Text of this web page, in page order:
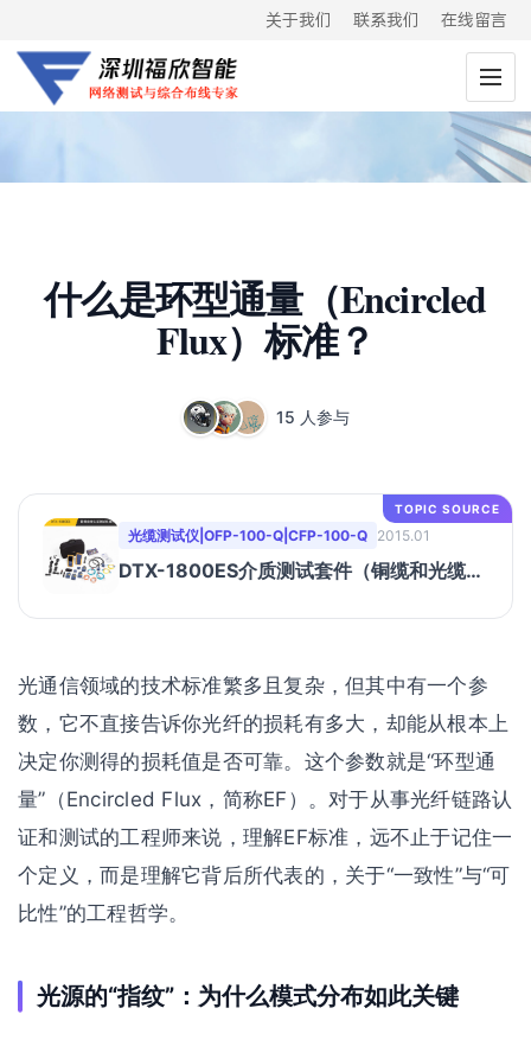
关于我们 联系我们 在线留言
什么是环型通量（Encircled
Flux）标准？
15 人参与
TOPIC SOURCE
光缆测试仪|OFP-100-Q|CFP-100-Q 2015.01
DTX-1800ES介质测试套件（铜缆和光缆认
光通信领域的技术标准繁多且复杂，但其中有一个参
数，它不直接告诉你光纤的损耗有多大，却能从根本上
决定你测得的损耗值是否可靠。这个参数就是“环型通
量”（Encircled Flux，简称EF）。对于从事光纤链路认
证和测试的工程师来说，理解EF标准，远不止于记住一
个定义，而是理解它背后所代表的，关于“一致性”与“可
比性”的工程哲学。
光源的“指纹”：为什么模式分布如此关键